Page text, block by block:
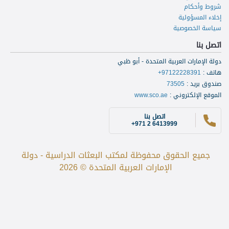
شروط وأحكام
إخلاء المسؤولية
سياسة الخصوصية
اتصل بنا
دولة الإمارات العربية المتحدة - أبو ظبي
هاتف:
+97122228391
صندوق بريد:
73505
الموقع الإلكتروني:
www.sco.ae
اتصل بنا
+971 2 6413999
جميع الحقوق محفوظة لمكتب البعثات الدراسية - دولة
الإمارات العربية المتحدة © 2026